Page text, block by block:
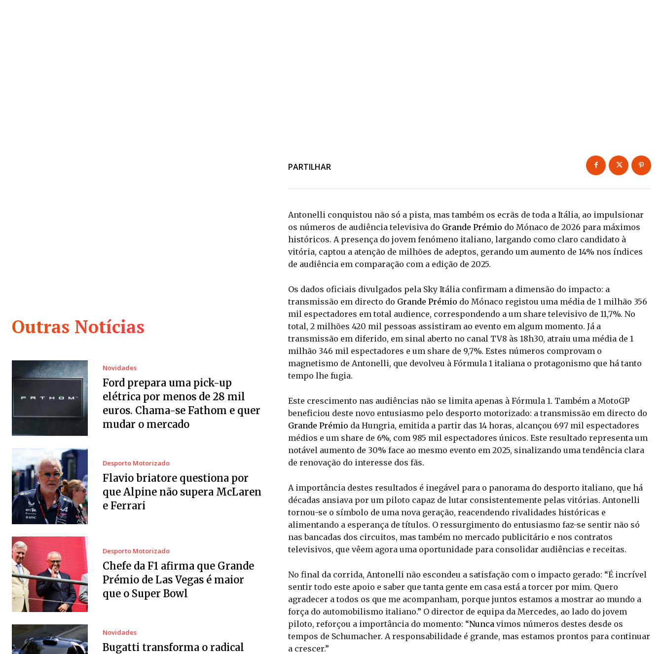
Outras Notícias
Novidades
Ford prepara uma pick-up
elétrica por menos de 28 mil
euros. Chama-se Fathom e quer
mudar o mercado
Desporto Motorizado
Flavio briatore questiona por
que Alpine não supera McLaren
e Ferrari
Desporto Motorizado
Chefe da F1 afirma que Grande
Prémio de Las Vegas é maior
que o Super Bowl
Novidades
Bugatti transforma o radical
PARTILHAR
Antonelli conquistou não só a pista, mas também os ecrãs de toda a Itália, ao impulsionar
os números de audiência televisiva do Grande Prémio do Mónaco de 2026 para máximos
históricos. A presença do jovem fenómeno italiano, largando como claro candidato à
vitória, captou a atenção de milhões de adeptos, gerando um aumento de 14% nos índices
de audiência em comparação com a edição de 2025.
Os dados oficiais divulgados pela Sky Itália confirmam a dimensão do impacto: a
transmissão em directo do Grande Prémio do Mónaco registou uma média de 1 milhão 356
mil espectadores em total audience, correspondendo a um share televisivo de 11,7%. No
total, 2 milhões 420 mil pessoas assistiram ao evento em algum momento. Já a
transmissão em diferido, em sinal aberto no canal TV8 às 18h30, atraiu uma média de 1
milhão 346 mil espectadores e um share de 9,7%. Estes números comprovam o
magnetismo de Antonelli, que devolveu à Fórmula 1 italiana o protagonismo que há tanto
tempo lhe fugia.
Este crescimento nas audiências não se limita apenas à Fórmula 1. Também a MotoGP
beneficiou deste novo entusiasmo pelo desporto motorizado: a transmissão em directo do
Grande Prémio da Hungria, emitida a partir das 14 horas, alcançou 697 mil espectadores
médios e um share de 6%, com 985 mil espectadores únicos. Este resultado representa um
notável aumento de 30% face ao mesmo evento em 2025, sinalizando uma tendência clara
de renovação do interesse dos fãs.
A importância destes resultados é inegável para o panorama do desporto italiano, que há
décadas ansiava por um piloto capaz de lutar consistentemente pelas vitórias. Antonelli
tornou-se o símbolo de uma nova geração, reacendendo rivalidades históricas e
alimentando a esperança de títulos. O ressurgimento do entusiasmo faz-se sentir não só
nas bancadas dos circuitos, mas também no mercado publicitário e nos contratos
televisivos, que vêem agora uma oportunidade para consolidar audiências e receitas.
No final da corrida, Antonelli não escondeu a satisfação com o impacto gerado: “É incrível
sentir todo este apoio e saber que tanta gente em casa está a torcer por mim. Quero
agradecer a todos os que me acompanham, porque juntos estamos a mostrar ao mundo a
força do automobilismo italiano.” O director de equipa da Mercedes, ao lado do jovem
piloto, reforçou a importância do momento: “Nunca vimos números destes desde os
tempos de Schumacher. A responsabilidade é grande, mas estamos prontos para continuar
a crescer.”